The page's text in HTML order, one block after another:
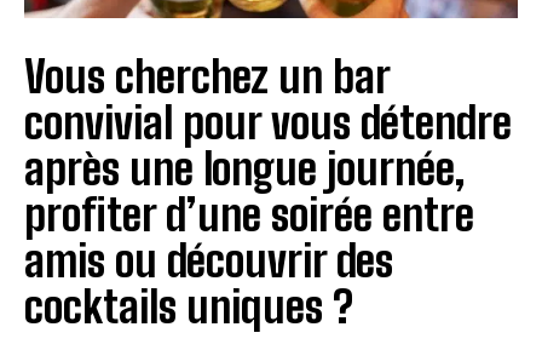
Vous cherchez un bar
convivial pour vous détendre
après une longue journée,
profiter d’une soirée entre
amis ou découvrir des
cocktails uniques ?